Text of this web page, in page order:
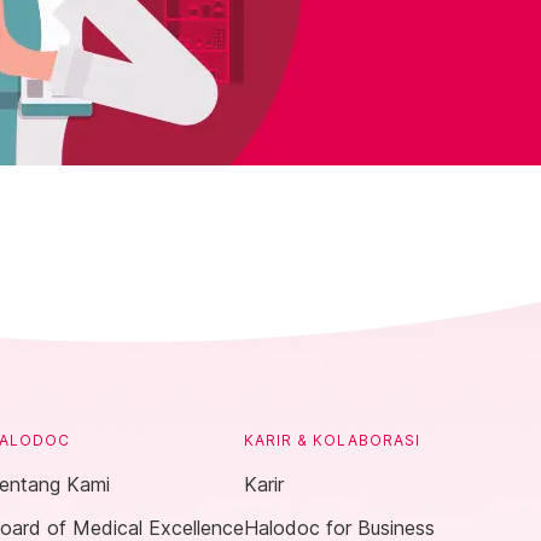
Kami
of Medical Excellence
KARIR & KOLABORASI
Karir
Halodoc for Business